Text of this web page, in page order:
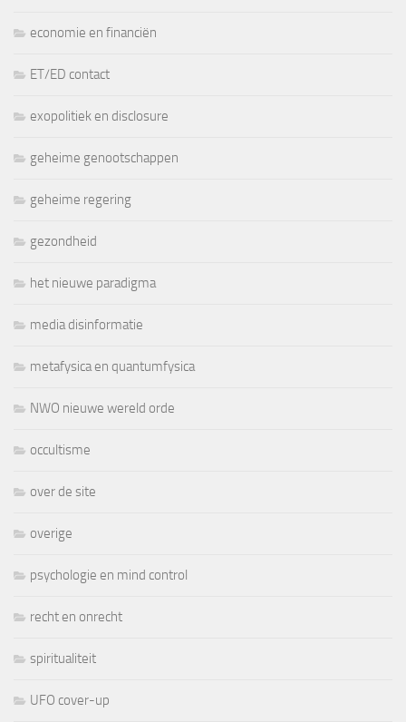
economie en financiën
ET/ED contact
exopolitiek en disclosure
geheime genootschappen
geheime regering
gezondheid
het nieuwe paradigma
media disinformatie
metafysica en quantumfysica
NWO nieuwe wereld orde
occultisme
over de site
overige
psychologie en mind control
recht en onrecht
spiritualiteit
UFO cover-up